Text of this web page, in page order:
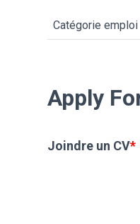
Catégorie emploi
Apply
Joindre un CV*